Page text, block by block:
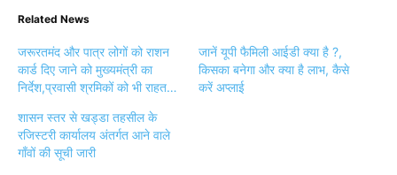
Related News
जरूरतमंद और पात्र लोगों को राशन
कार्ड दिए जाने को मुख्यमंत्री का
निर्देश,प्रवासी श्रमिकों को भी राहत…
जानें यूपी फैमिली आईडी क्या है ?,
किसका बनेगा और क्या है लाभ, कैसे
करें अप्लाई
शासन स्तर से खड्डा तहसील के
रजिस्टरी कार्यालय अंतर्गत आने वाले
गाँवों की सूची जारी